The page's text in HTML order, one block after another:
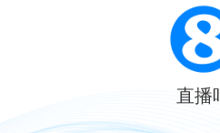
直播